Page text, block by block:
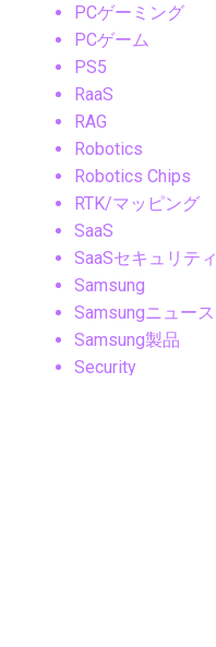
PCゲーミング
PCゲーム
PS5
RaaS
RAG
Robotics
Robotics Chips
RTK/マッピング
SaaS
SaaSセキュリティ
Samsung
Samsungニュース
Samsung製品
Security